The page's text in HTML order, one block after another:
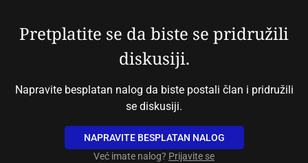
Pretplatite se da biste se pridružili
diskusiji.
Napravite besplatan nalog da biste postali član i pridružili
se diskusiji.
NAPRAVITE BESPLATAN NALOG
Već imate nalog? Prijavite se